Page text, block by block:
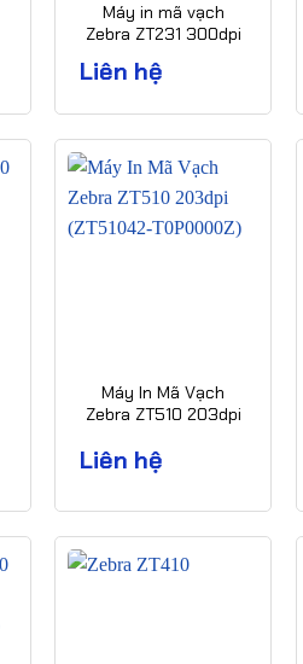
Máy in mã vạch
Zebra ZT231 300dpi
Liên hệ
Máy In Mã Vạch
Zebra ZT510 203dpi
T0P0000Z)
Liên hệ